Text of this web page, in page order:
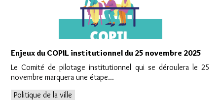
Enjeux du COPIL institutionnel du 25 novembre 2025
Le Comité de pilotage institutionnel qui se déroulera le 25
novembre marquera une étape...
Politique de la ville